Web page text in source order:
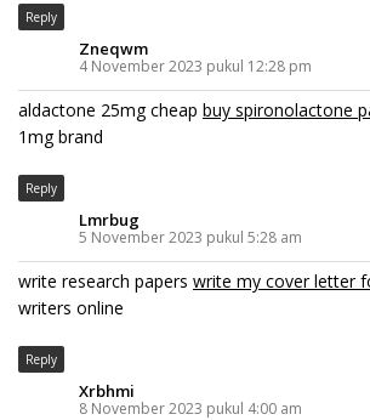
Reply
Zneqwm
4 November 2023 pukul 12:28 pm
aldactone 25mg cheap buy spironolactone
1mg brand
Reply
Lmrbug
5 November 2023 pukul 5:28 am
write research papers write my cover letter
writers online
Reply
Xrbhmi
8 November 2023 pukul 4:00 am